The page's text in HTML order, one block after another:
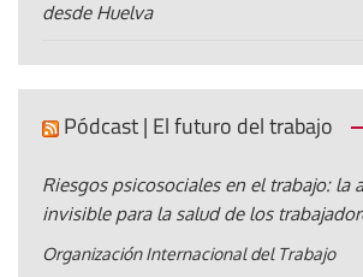
desde Huelva
Pódcast | El futuro del trabajo
Riesgos psicosociales en el trabajo: la
invisible para la salud de los
Organización Internacional del Trabajo